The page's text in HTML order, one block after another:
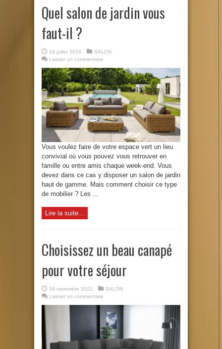
Quel salon de jardin vous
faut-il ?
16 juillet 2024
SALON
Laisser un commentaire
Vous voulez faire de votre espace vert un lieu
convivial où vous pouvez vous retrouver en
famille ou entre amis chaque week-end. Vous
devez dans ce cas y disposer un salon de jardin
haut de gamme. Mais comment choisir ce type
de mobilier ? Les ...
Lire la suite...
Choisissez un beau canapé
pour votre séjour
16 novembre 2022
SALON
Laisser un commentaire